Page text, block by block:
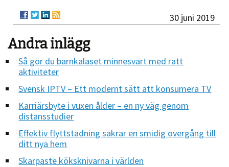
30 juni 2019
Andra inlägg
Så gör du barnkalaset minnesvärt med rätt
aktiviteter
Svensk IPTV – Ett modernt sätt att konsumera TV
Karriärsbyte i vuxen ålder – en ny väg genom
distansstudier
Effektiv flyttstädning säkrar en smidig övergång till
ditt nya hem
Skarpaste köksknivarna i världen